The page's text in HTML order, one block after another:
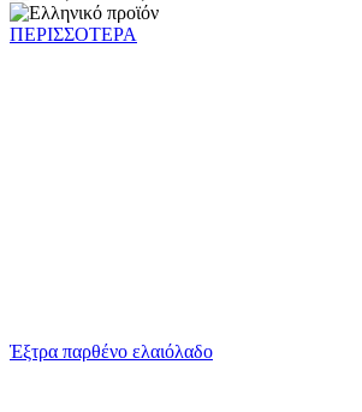
ΠΕΡΙΣΣΟΤΕΡΑ
Έξτρα παρθένο ελαιόλαδο